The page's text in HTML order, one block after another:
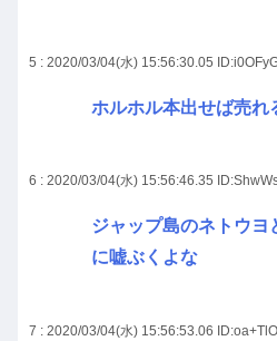
5 : 2020/03/04(水) 15:56:30.05
ホルホル本出せば売れ
6 : 2020/03/04(水) 15:56:46.35
ジャップ島のネトウヨ
に嘘ぶくよな
7 : 2020/03/04(水) 15:56:53.06